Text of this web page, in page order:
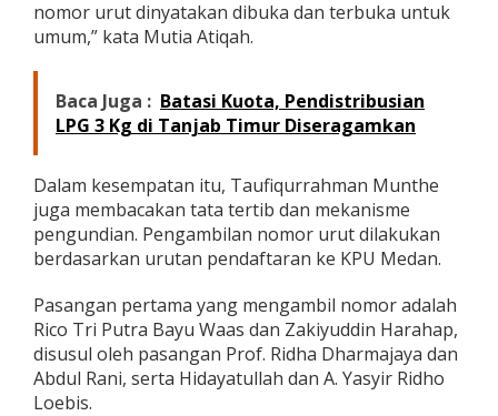
e
r
t
i
d
a
2
2
nomor urut dinyatakan dibuka dan terbuka untuk
umum,” kata Mutia Atiqah.
Baca Juga : Batasi Kuota, Pendistribusian
LPG 3 Kg di Tanjab Timur Diseragamkan
Dalam kesempatan itu, Taufiqurrahman Munthe
juga membacakan tata tertib dan mekanisme
pengundian. Pengambilan nomor urut dilakukan
berdasarkan urutan pendaftaran ke KPU Medan.
Pasangan pertama yang mengambil nomor adalah
Rico Tri Putra Bayu Waas dan Zakiyuddin Harahap,
disusul oleh pasangan Prof. Ridha Dharmajaya dan
Abdul Rani, serta Hidayatullah dan A. Yasyir Ridho
Loebis.